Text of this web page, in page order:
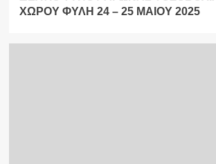
ΧΩΡΟΥ ΦΥΛΗ 24 – 25 ΜΑΙΟΥ 2025